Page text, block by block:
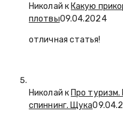
Николай к Какую
плотвы09.04.2024
отличная статья!
Николай к Про туризм.
спиннинг. Щука